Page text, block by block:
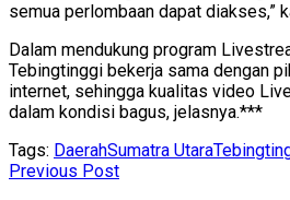
semua perlombaan dapat diakses,”
Dalam mendukung program
Tebingtinggi bekerja sama dengan
internet, sehingga kualitas video
dalam kondisi bagus, jelasnya.***
Tags: DaerahSumatra Utara
Previous Post